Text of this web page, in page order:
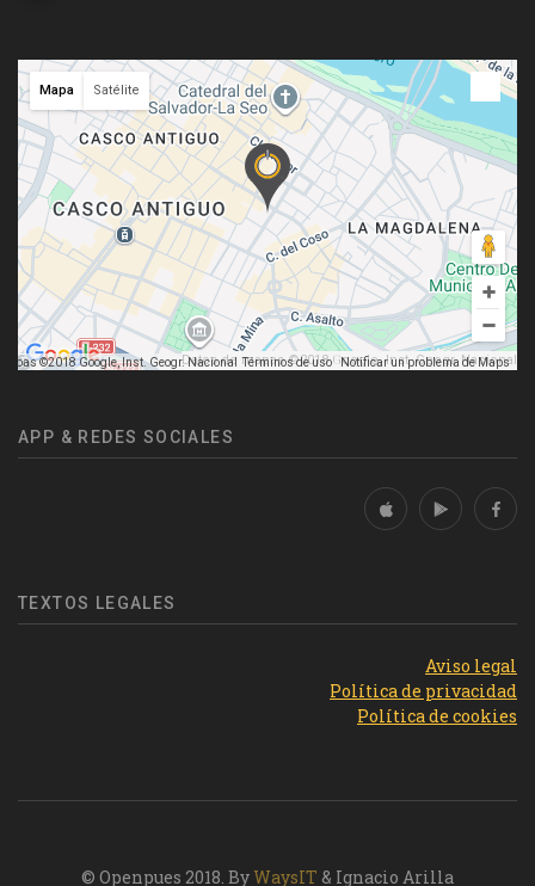
©2018 Google, Inst. Geogr. NacionalDatos de mapas ©2018 Google, Inst. Geogr. Nacional
Términos de uso Notificar un problema de Maps
Mapa Satélite
APP & REDES SOCIALES
TEXTOS LEGALES
Aviso legal
Política de privacidad
Política de cookies
© Openpues 2018. By WaysIT & Ignacio Arilla